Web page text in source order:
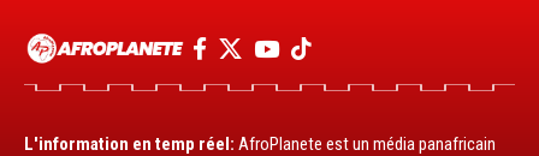
L'information en temp réel: AfroPlanete est un média panafricain